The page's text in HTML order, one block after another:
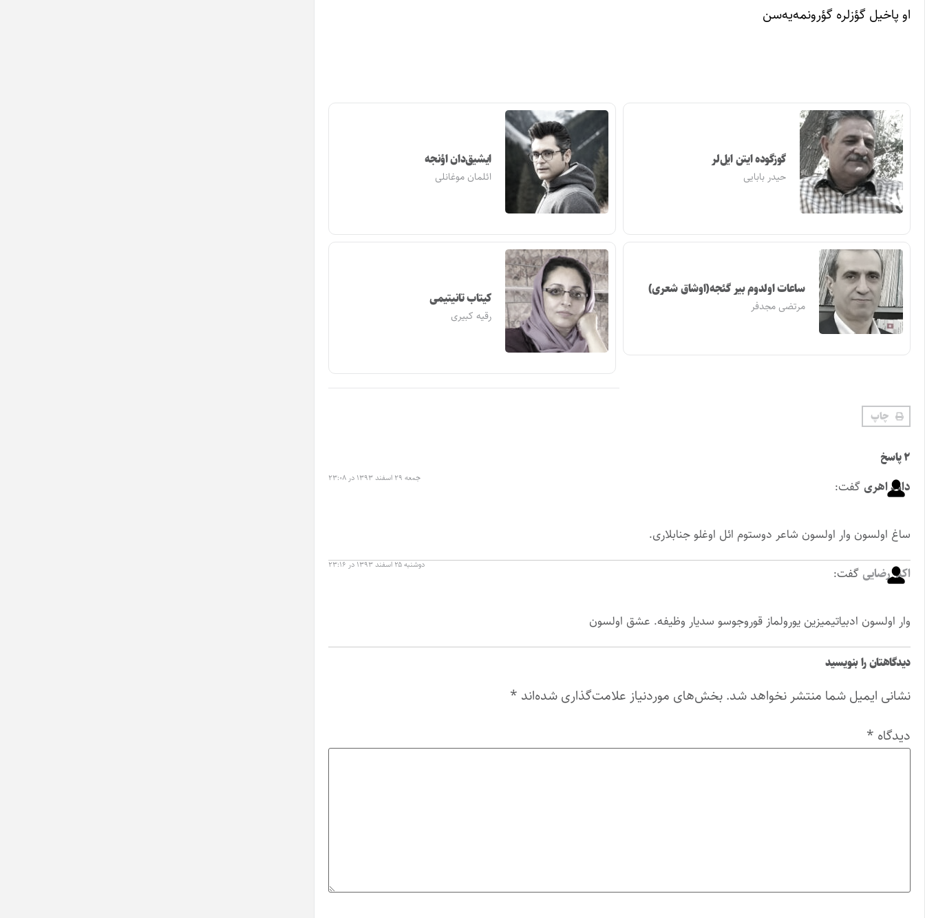
او پاخیل‌ گؤزلره‌ گؤرونمه‌یه‌‌سن‌
گوزگوده ایتن ایل‌لر
حیدر بابایی
ایشیق‌دان اؤنجه
ائلمان موغانلی
ساعات اولدوم بیر گئجه(اوشاق شعری)
مرتضی مجدفر کیتاب تانیتیمی
رقیه کبیری
چاپ
۲ پاسخ
داود اهریگفت: جمعه ۲۹ اسفند ۱۳۹۳ در ۲۳:۰۸
ساغ اولسون وار اولسون شاعر دوستوم ائل اوغلو جنابلاری.
اکبر رضایی گفت: دوشنبه ۲۵ اسفند ۱۳۹۳ در ۲۳:۱۶
وار اولسون ادبیاتیمیزین یورولماز قوروجوسو سدیار وظیفه. عشق اولسون
دیدگاهتان را بنویسید
نشانی ایمیل شما منتشر نخواهد شد. بخش‌های موردنیاز علامت‌گذاری شده‌اند *
دیدگاه *